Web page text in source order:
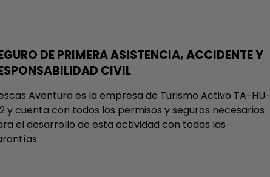
DE PRIMERA ASISTENCIA, ACCIDENTE Y
CIVIL
Aventura es la empresa de Turismo Activo TA-HU-
y cuenta con todos los permisos y seguros necesarios
el desarrollo de esta actividad con todas las